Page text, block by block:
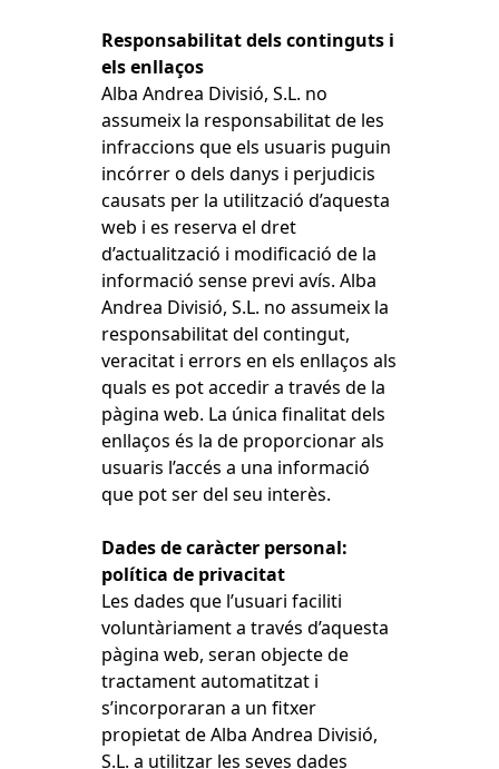
Responsabilitat dels continguts i
els enllaços
Alba Andrea Divisió, S.L. no
assumeix la responsabilitat de les
infraccions que els usuaris puguin
incórrer o dels danys i perjudicis
causats per la utilització d’aquesta
web i es reserva el dret
d’actualització i modificació de la
informació sense previ avís. Alba
Andrea Divisió, S.L. no assumeix la
responsabilitat del contingut,
veracitat i errors en els enllaços als
quals es pot accedir a través de la
pàgina web. La única finalitat dels
enllaços és la de proporcionar als
usuaris l’accés a una informació
que pot ser del seu interès.
Dades de caràcter personal:
política de privacitat
Les dades que l’usuari faciliti
voluntàriament a través d’aquesta
pàgina web, seran objecte de
tractament automatitzat i
s’incorporaran a un fitxer
propietat de Alba Andrea Divisió,
S.L. a utilitzar les seves dades